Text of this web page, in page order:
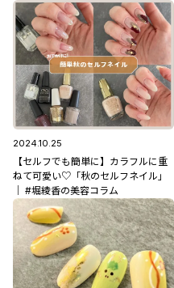
2024.10.25
【セルフでも簡単に】カラフルに重
ねて可愛い♡「秋のセルフネイル」
｜ #堀綾香の美容コラム